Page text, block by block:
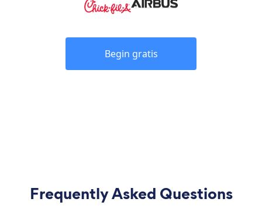
Begin gratis
Frequently Asked Questions